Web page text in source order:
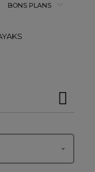
BONS PLANS
